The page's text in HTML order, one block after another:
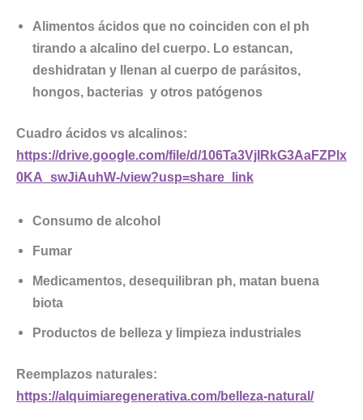
Alimentos ácidos que no coinciden con el ph
tirando a alcalino del cuerpo. Lo estancan,
deshidratan y llenan al cuerpo de parásitos,
hongos, bacterias y otros patógenos
Cuadro ácidos vs alcalinos:
https://drive.google.com/file/d/106Ta3VjIRkG3AaFZPlx
0KA_swJiAuhW-/view?usp=share_link
Consumo de alcohol
Fumar
Medicamentos, desequilibran ph, matan buena
biota
Productos de belleza y limpieza industriales
Reemplazos naturales:
https://alquimiaregenerativa.com/belleza-natural/